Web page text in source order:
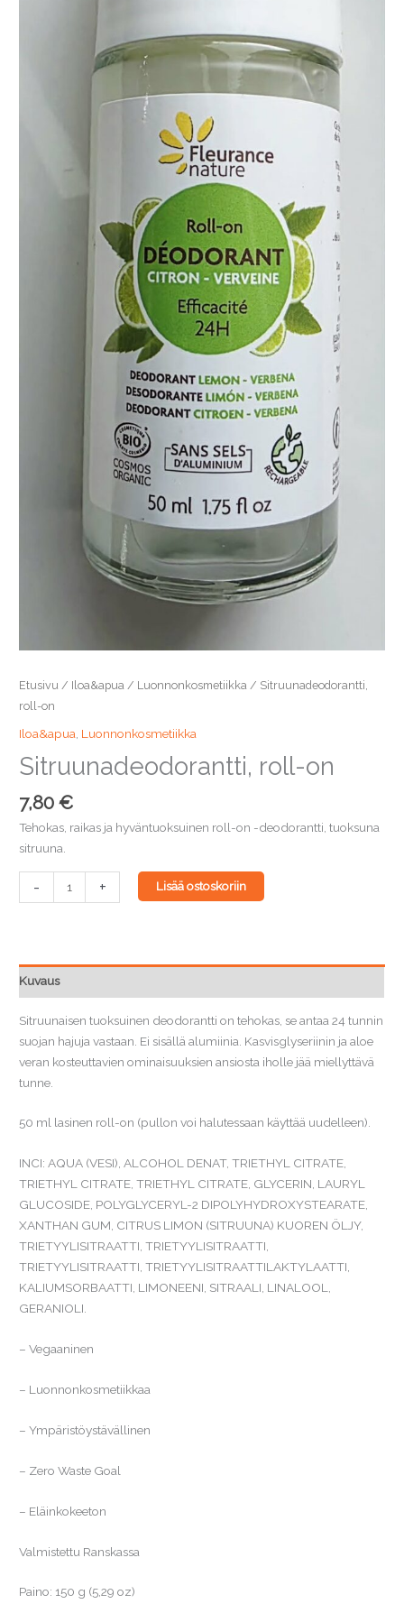
Etusivu / Iloa&apua / Luonnonkosmetiikka / Sitruunadeodorantti,
roll-on
Iloa&apua Luonnonkosmetiikka
Sitruunadeodorantti, roll-on
7,80€
Tehokas, raikas ja hyväntuoksuinen roll-on -deodorantti, tuoksuna
sitruuna.
-
roll-
+ Lisää ostoskoriin
Kuvaus
Sitruunaisen tuoksuinen deodorantti on tehokas, se antaa 24 tunnin
suojan hajuja vastaan. Ei sisällä alumiinia. Kasvisglyseriinin ja aloe
veran kosteuttavien ominaisuuksien ansiosta iholle jää miellyttävä
tunne.
50 ml lasinen roll-on (pullon voi halutessaan käyttää uudelleen).
INCI: AQUA (VESI), ALCOHOL DENAT, TRIETHYL CITRATE,
TRIETHYL CITRATE, TRIETHYL CITRATE, GLYCERIN, LAURYL
GLUCOSIDE, POLYGLYCERYL-2 DIPOLYHYDROXYSTEARATE,
XANTHAN GUM, CITRUS LIMON (SITRUUNA) KUOREN ÖLJY,
TRIETYYLISITRAATTI, TRIETYYLISITRAATTI,
TRIETYYLISITRAATTI, TRIETYYLISITRAATTILAKTYLAATTI,
KALIUMSORBAATTI, LIMONEENI, SITRAALI, LINALOOL,
GERANIOLI.
– Vegaaninen
– Luonnonkosmetiikkaa
– Ympäristöystävällinen
– Zero Waste Goal
– Eläinkokeeton
Valmistettu Ranskassa
Paino: 150 g (5,29 oz)